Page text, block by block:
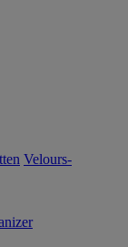
Velours-